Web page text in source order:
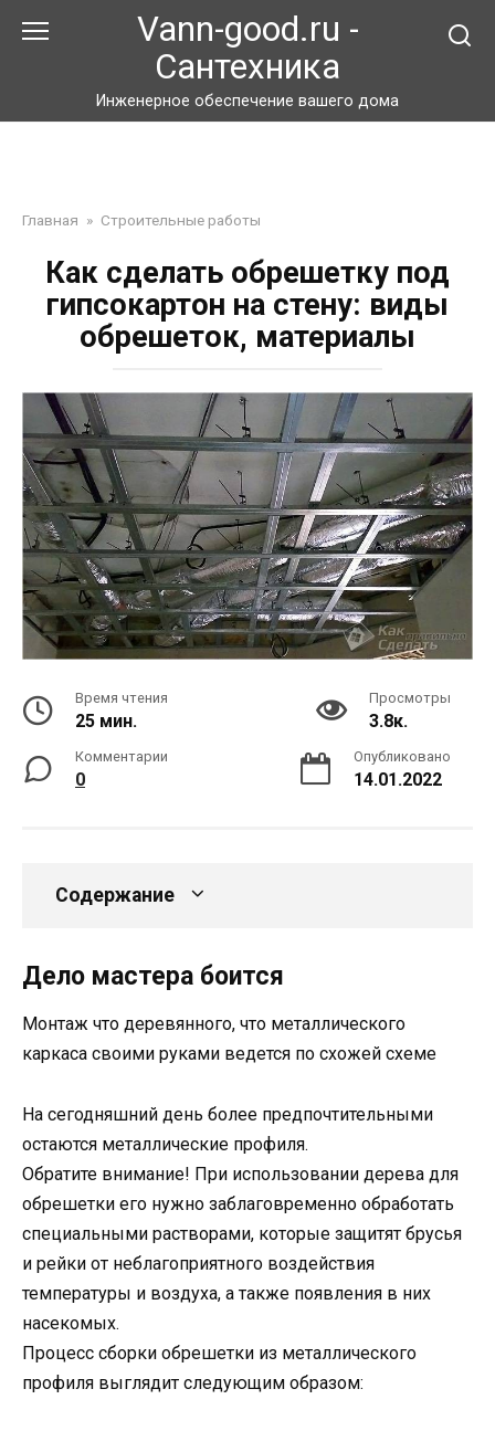
Vann-good.ru -
Сантехника
Инженерное обеспечение вашего дома
Главная » Строительные работы
Как сделать обрешетку под
гипсокартон на стену: виды
обрешеток, материалы
Время чтения
25 мин.
Просмотры
3.8к.
Комментарии
0
Опубликовано
14.01.2022
Содержание
Дело мастера боится
Монтаж что деревянного, что металлического
каркаса своими руками ведется по схожей схеме
На сегодняшний день более предпочтительными
остаются металлические профиля.
Обратите внимание! При использовании дерева для
обрешетки его нужно заблаговременно обработать
специальными растворами, которые защитят брусья
и рейки от неблагоприятного воздействия
температуры и воздуха, а также появления в них
насекомых.
Процесс сборки обрешетки из металлического
профиля выглядит следующим образом: